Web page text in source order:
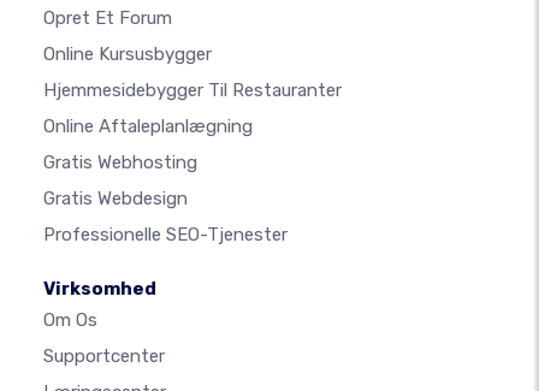
Opret Et Forum
Online Kursusbygger
Hjemmesidebygger Til Restauranter
Online Aftaleplanlægning
Gratis Webhosting
Gratis Webdesign
Professionelle SEO-Tjenester
Virksomhed
Om Os
Supportcenter